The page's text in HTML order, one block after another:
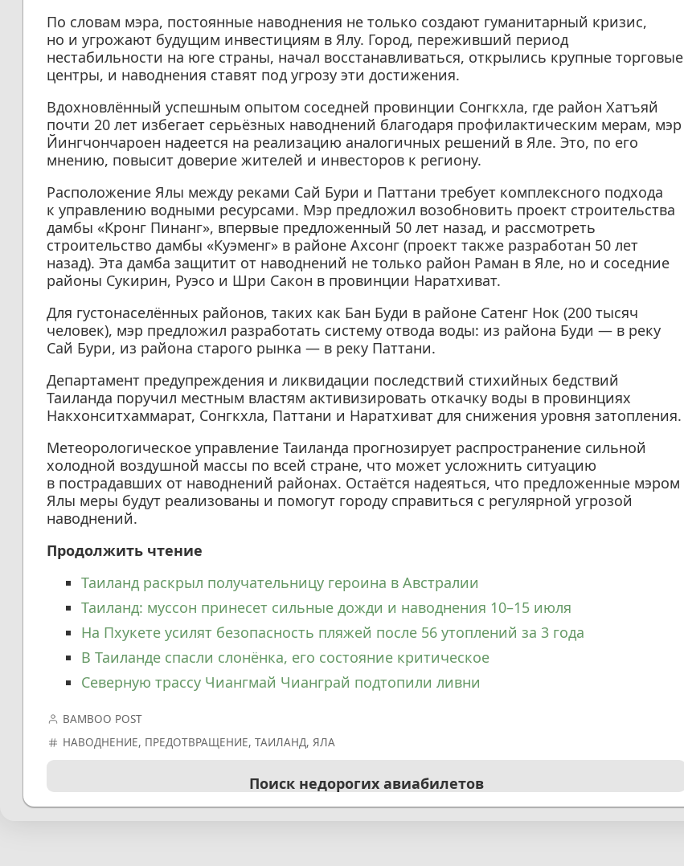
По словам мэра, постоянные наводнения не только создают гуманитарный кризис,
но и угрожают будущим инвестициям в Ялу. Город, переживший период
нестабильности на юге страны, начал восстанавливаться, открылись крупные торговые
центры, и наводнения ставят под угрозу эти достижения.
Вдохновлённый успешным опытом соседней провинции Сонгкхла, где район Хатъяй
почти 20 лет избегает серьёзных наводнений благодаря профилактическим мерам, мэр
Йингчончароен надеется на реализацию аналогичных решений в Яле. Это, по его
мнению, повысит доверие жителей и инвесторов к региону.
Расположение Ялы между реками Сай Бури и Паттани требует комплексного подхода
к управлению водными ресурсами. Мэр предложил возобновить проект строительства
дамбы «Кронг Пинанг», впервые предложенный 50 лет назад, и рассмотреть
строительство дамбы «Куэменг» в районе Ахсонг (проект также разработан 50 лет
назад). Эта дамба защитит от наводнений не только район Раман в Яле, но и соседние
районы Сукирин, Руэсо и Шри Сакон в провинции Наратхиват.
Для густонаселённых районов, таких как Бан Буди в районе Сатенг Нок (200 тысяч
человек), мэр предложил разработать систему отвода воды: из района Буди — в реку
Сай Бури, из района старого рынка — в реку Паттани.
Департамент предупреждения и ликвидации последствий стихийных бедствий
Таиланда поручил местным властям активизировать откачку воды в провинциях
Накхонситхаммарат, Сонгкхла, Паттани и Наратхиват для снижения уровня затопления.
Метеорологическое управление Таиланда прогнозирует распространение сильной
холодной воздушной массы по всей стране, что может усложнить ситуацию
в пострадавших от наводнений районах. Остаётся надеяться, что предложенные мэром
Ялы меры будут реализованы и помогут городу справиться с регулярной угрозой
наводнений.
Продолжить чтение
Таиланд раскрыл получательницу героина в Австралии
Таиланд: муссон принесет сильные дожди и наводнения 10–15 июля
На Пхукете усилят безопасность пляжей после 56 утоплений за 3 года
В Таиланде спасли слонёнка, его состояние критическое
Северную трассу Чиангмай Чианграй подтопили ливни
BAMBOO POST
НАВОДНЕНИЕ, ПРЕДОТВРАЩЕНИЕ,ТАИЛАНД,ЯЛА
Поиск недорогих авиабилетов